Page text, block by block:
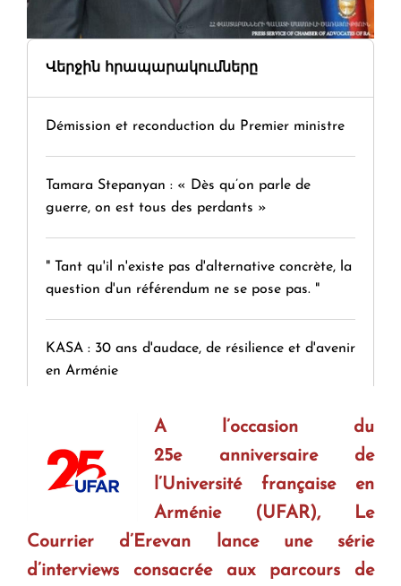
Վերջին հրապարակումները
Démission et reconduction du Premier ministre
Tamara Stepanyan : « Dès qu’on parle de
guerre, on est tous des perdants »
" Tant qu'il n'existe pas d'alternative concrète, la
question d'un référendum ne se pose pas. "
KASA : 30 ans d'audace, de résilience et d'avenir
en Arménie
Le premier hôtel Hyatt Regency d'Arménie
ouvrira ses portes à Dilijan
A l’occasion du
25e anniversaire de
l’Université française en
Arménie (UFAR), Le
Courrier d’Erevan lance une série
d’interviews consacrée aux parcours de